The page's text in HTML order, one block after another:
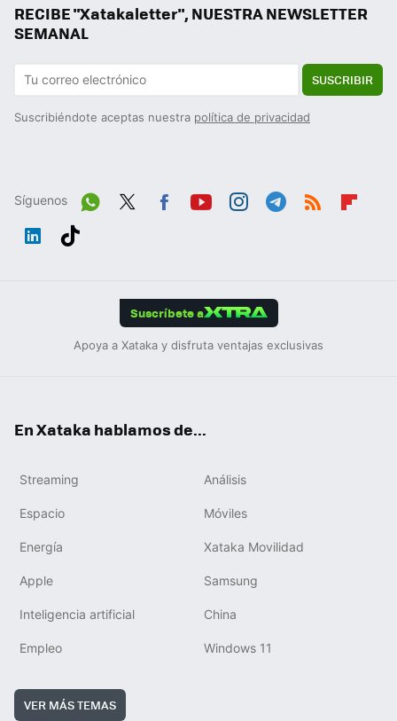
RECIBE "Xatakaletter", NUESTRA NEWSLETTER
SEMANAL
SUSCRIBIR
Suscribiéndote aceptas nuestra política de privacidad
Síguenos
Wh
Suscríbete a
Apoya a Xataka y disfruta ventajas exclusivas
En Xataka hablamos de...
Streaming Análisis
Espacio Móviles
Energía Xataka Movilidad
Apple Samsung
Inteligencia artificial China
Empleo Windows 11
VER MÁS TEMAS